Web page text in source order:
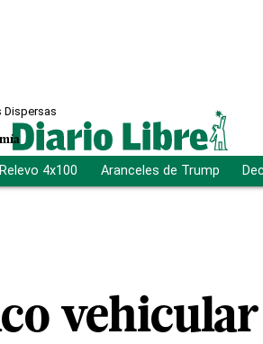
Dispersas
Relevo 4x100 Aranceles de Trump
vehicular